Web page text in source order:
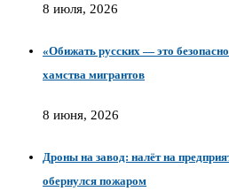
8 июля, 2026
«Обижать русских — это
хамства мигрантов
8 июня, 2026
Дроны на завод: налёт на
обернулся пожаром